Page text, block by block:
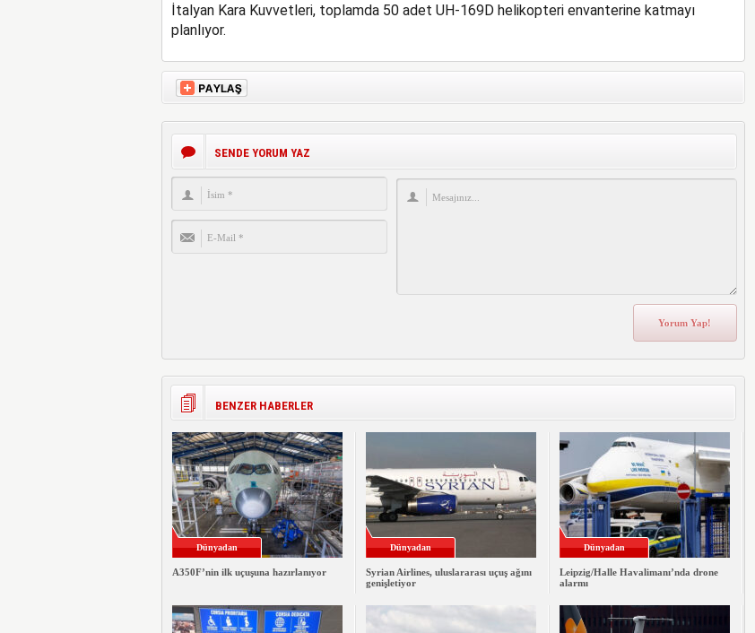
İtalyan Kara Kuvvetleri, toplamda 50 adet UH-169D helikopteri envanterine katmayı
planlıyor.
SENDE YORUM YAZ
BENZER HABERLER
Dünyadan
A350F’nin ilk uçuşuna hazırlanıyor
Dünyadan
Syrian Airlines, uluslararası uçuş ağını
genişletiyor
Dünyadan
Leipzig/Halle Havalimanı’nda drone
alarmı